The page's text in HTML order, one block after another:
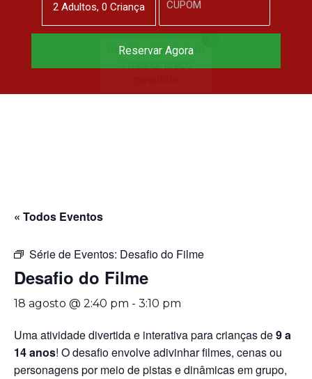
« Todos Eventos
Série de Eventos: Desafio do Filme
Desafio do Filme
18 agosto @ 2:40 pm - 3:10 pm
Uma atividade divertida e interativa para crianças de9 a
14 anos! O desafio envolve adivinhar filmes, cenas ou
personagens por meio de pistas e dinâmicas em grupo,
2 Adultos, 0 Criança
Reserve agora, com
Reservar Agora